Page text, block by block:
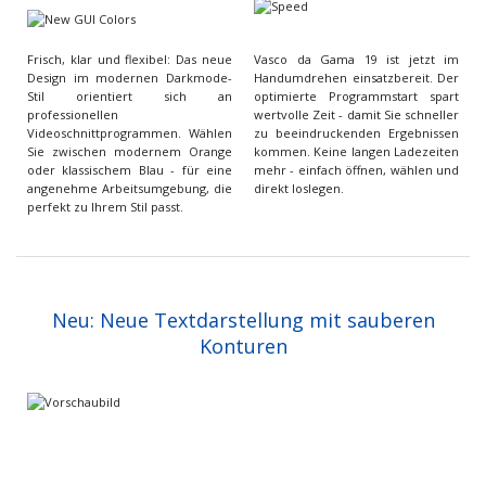
Frisch, klar und flexibel: Das neue
Design im modernen Darkmode-
Stil orientiert sich an
professionellen
Videoschnittprogrammen. Wählen
Sie zwischen modernem Orange
oder klassischem Blau - für eine
angenehme Arbeitsumgebung, die
perfekt zu Ihrem Stil passt.
Vasco da Gama 19 ist jetzt im
Handumdrehen einsatzbereit. Der
optimierte Programmstart spart
wertvolle Zeit - damit Sie schneller
zu beeindruckenden Ergebnissen
kommen. Keine langen Ladezeiten
mehr - einfach öffnen, wählen und
direkt loslegen.
Neu: Neue Textdarstellung mit sauberen
Konturen